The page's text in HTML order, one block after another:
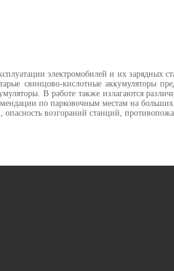
электромобилей и их зарядных
свинцово-кислотные аккумуляторы
В работе также излагаются
по парковочным местам на больших
опасность возгораний станций,